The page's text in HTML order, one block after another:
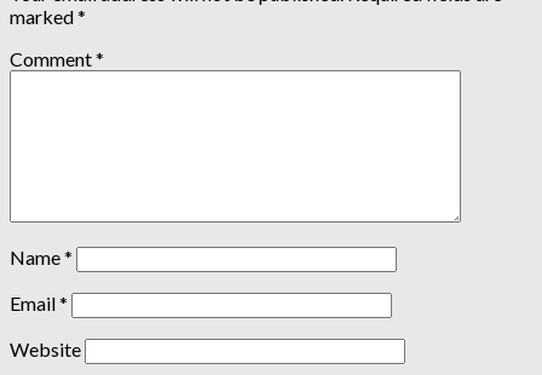
marked*
Comment*
Name*
Email*
Website